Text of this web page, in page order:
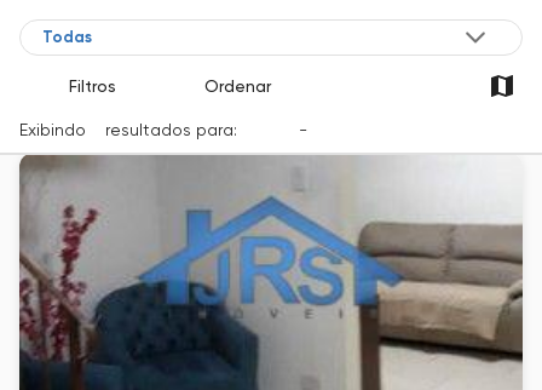
Filtros Ordenar
Exibindo resultados para: -